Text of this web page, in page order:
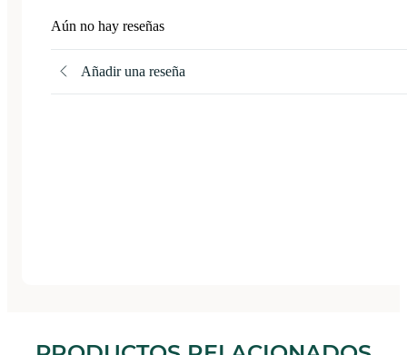
Aún no hay reseñas
Añadir una reseña